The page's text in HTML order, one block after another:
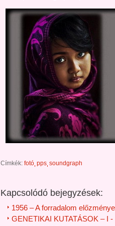
Címkék: fotó pps soundgraph
Kapcsolódó bejegyzések:
1956 – A forradalom
GENETIKAI KUTATÁSOK – I -